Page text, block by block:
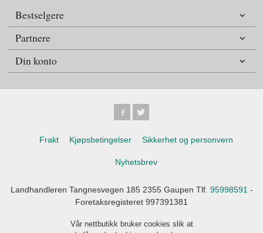
Bestselgere
Partnere
Din konto
Frakt Kjøpsbetingelser Sikkerhet og personvern
Nyhetsbrev
Landhandleren Tangnesvegen 185 2355 Gaupen Tlf. 95998591 -
Foretaksregisteret 997391381
Vår nettbutikk bruker cookies slik at